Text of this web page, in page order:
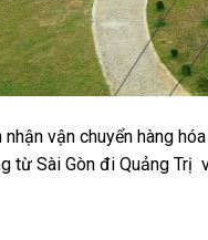
vận chuyển hàng
từ Sài Gòn đi Quảng